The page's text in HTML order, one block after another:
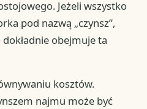
Jeżeli wszystko
pod nazwą „czynsz”,
obejmuje ta
kosztów.
najmu może być